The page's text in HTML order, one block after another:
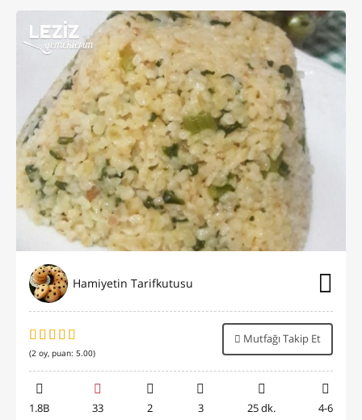
Hamiyetin Tarifkutusu
(2 oy, puan: 5.00)
Mutfağı Takip Et
1.8B 33 2 3 25 dk. 4-6